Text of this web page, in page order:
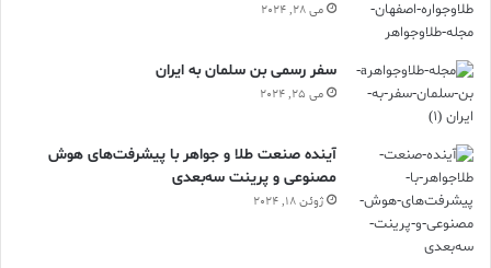
می 28, 2024
سفر رسمی بن سلمان به ایران
می 25, 2024
آینده صنعت طلا و جواهر با پیشرفت‌های هوش
مصنوعی و پرینت سه‌بعدی
ژوئن 18, 2024